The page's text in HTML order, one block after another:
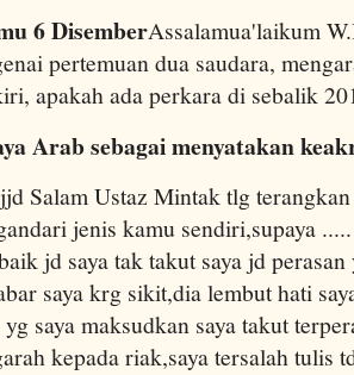
6 DisemberAssalamua'laikum
pertemuan dua saudara,
apakah ada perkara di sebalik
Arab sebagai menyatakan
jjd Salam Ustaz Mintak tlg
jenis kamu sendiri,supaya
jd saya tak takut saya jd
saya krg sikit,dia lembut hati
saya maksudkan saya takut
kepada riak,saya tersalah